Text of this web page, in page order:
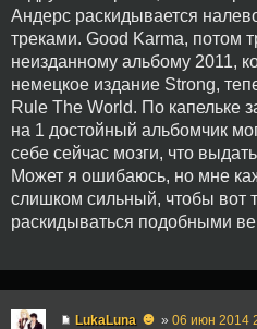
Андерс раскидывается
треками. Good Karma, потом
неизданному альбому 2011,
немецкое издание Strong,
Rule The World. По капельке
на 1 достойный альбомчик
себе сейчас мозги, что
Может я ошибаюсь, но мне
слишком сильный, чтобы вот
раскидываться подобными
LukaLuna ☻ » 06 июн 2014